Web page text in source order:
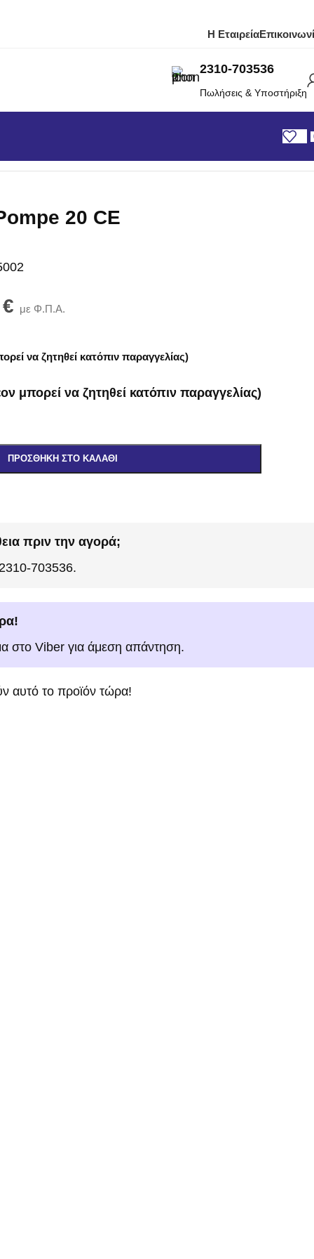
Η Εταιρεία
2310-703536
Πωλήσεις & Υποστήριξη
20 CE
€ με Φ.Π.Α.
να ζητηθεί κατόπιν παραγγελίας)
μπορεί να ζητηθεί κατόπιν παραγγελίας)
ΠΡΟΣΘΉΚΗ ΣΤΟ ΚΑΛΆΘΙ
πριν την αγορά;
703536.
στο Viber για άμεση απάντηση.
αυτό το προϊόν τώρα!